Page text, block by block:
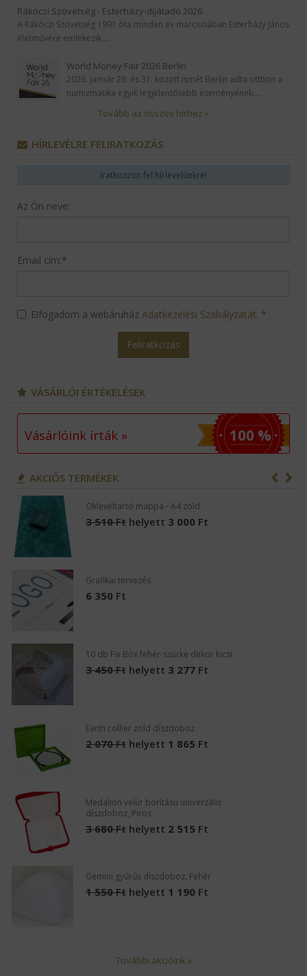
Rákóczi Szövetség - Esterházy-díjátadó 2026
A Rákóczi Szövetség 1991 óta minden év márciusában Esterházy János
életművére emlékezik,…
World Money Fair 2026 Berlin
2026. január 29. és 31. között ismét Berlin adta otthon a
numizmatika egyik legjelentősebb eseményének,…
Tovább az összes hírhez »
HÍRLEVÉLRE FELIRATKOZÁS
Iratkozzon fel hírlevelünkre!
Az Ön neve:
Email cím:*
Elfogadom a webáruház Adatkezelési Szabályzatát. *
Feliratkozás
VÁSÁRLÓI ÉRTÉKELÉSEK
Vásárlóink írták » 100 %
AKCIÓS TERMÉKEK
Oklevéltartó mappa - A4 zöld
3 510 Ft helyett 3 000 Ft
Grafikai tervezés
6 350 Ft
10 db Fix Box fehér-szürke dekor kicsi
3 450 Ft helyett 3 277 Ft
Earth collier zöld díszdoboz
2 070 Ft helyett 1 865 Ft
Medalion velúr borítású univerzális
díszdoboz, Piros
3 680 Ft helyett 2 515 Ft
Gemini gyűrűs díszdoboz, Fehér
1 550 Ft helyett 1 190 Ft
További akcióink »